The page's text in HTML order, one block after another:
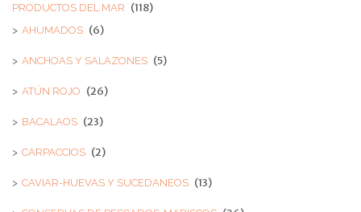
PRODUCTOS DEL MAR (118)
AHUMADOS (6)
ANCHOAS Y SALAZONES (5)
ATÚN ROJO (26)
BACALAOS (23)
CARPACCIOS (2)
CAVIAR-HUEVAS Y SUCEDANEOS (13)